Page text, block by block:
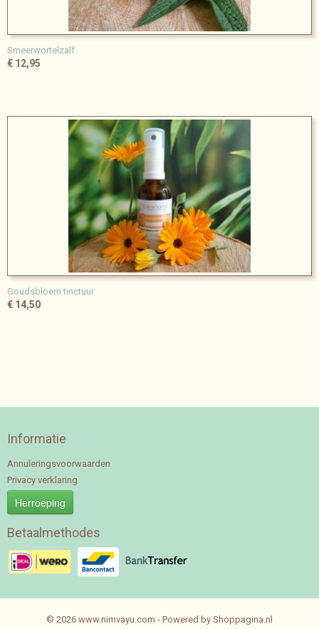
Smeerwortelzalf
€ 12,95
Goudsbloem tinctuur
€ 14,50
Informatie
Annuleringsvoorwaarden
Privacy verklaring
Herroeping
Betaalmethodes
© 2026 www.nimvayu.com - Powered by Shoppagina.nl